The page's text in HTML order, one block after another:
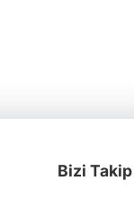
Bizi